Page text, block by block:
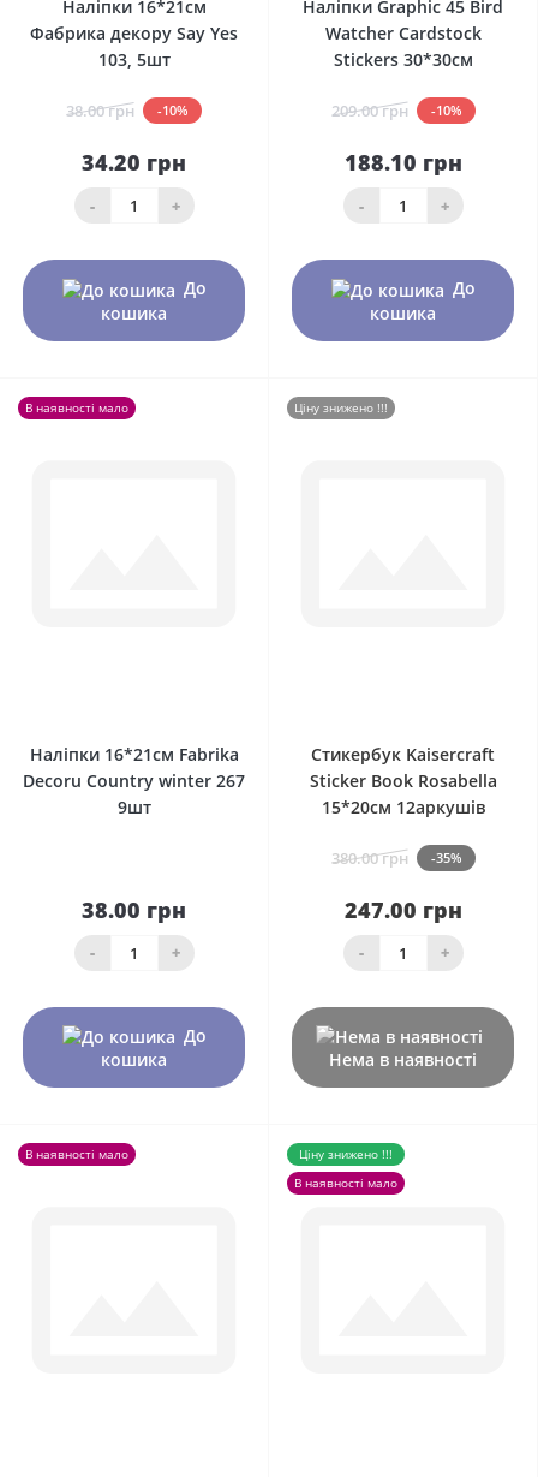
Наліпки 16*21см
Фабрика декору Say Yes
103, 5шт
38.00 грн -10%
34.20 грн
- +
До
кошика
Наліпки Graphic 45 Bird
Watcher Cardstock
Stickers 30*30см
209.00 грн -10%
188.10 грн
- +
До
кошика
В наявності мало
Наліпки 16*21см Fabrika
Decoru Country winter 267
9шт
38.00 грн
- +
До
кошика
Ціну знижено !!!
Стикербук Kaisercraft
Sticker Book Rosabella
15*20см 12аркушів
380.00 грн -35%
247.00 грн
- +
Нема в наявності
В наявності мало
Ціну знижено !!!
В наявності мало